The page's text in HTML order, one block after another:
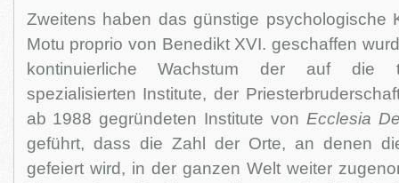
Zweitens haben das günstige psychologische
Motu proprio von Benedikt XVI. geschaffen
kontinuierliche Wachstum der auf die
spezialisierten Institute, der
ab 1988 gegründeten Institute von Ecclesia
geführt, dass die Zahl der Orte, an denen
gefeiert wird, in der ganzen Welt weiter